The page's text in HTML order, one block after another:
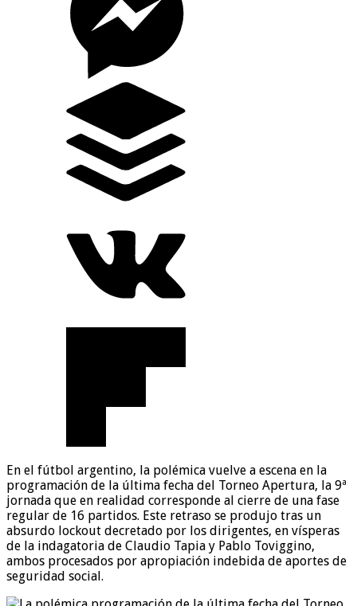
En el fútbol argentino, la polémica vuelve a escena en la
programación de la última fecha del Torneo Apertura, la 9ª
jornada que en realidad corresponde al cierre de una fase
regular de 16 partidos. Este retraso se produjo tras un
absurdo lockout decretado por los dirigentes, en vísperas
de la indagatoria de Claudio Tapia y Pablo Toviggino,
ambos procesados por apropiación indebida de aportes de
seguridad social.